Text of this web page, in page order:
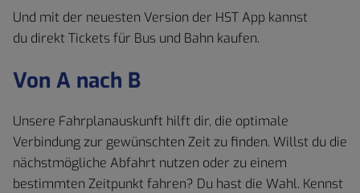
Und mit der neuesten Version der HST App kannst
du direkt Tickets für Bus und Bahn kaufen.
Von A nach B
Unsere Fahrplanauskunft hilft dir, die optimale
Verbindung zur gewünschten Zeit zu finden. Willst du die
nächstmögliche Abfahrt nutzen oder zu einem
bestimmten Zeitpunkt fahren? Du hast die Wahl. Kennst